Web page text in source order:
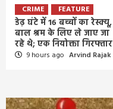
CRIME
FEATURE
डेढ़ घंटे में 16 बच्चों का रेस्क्यू,
बाल श्रम के लिए ले जाए जा
रहे थे; एक नियोक्ता गिरफ्तार
9 hours ago Arvind Rajak